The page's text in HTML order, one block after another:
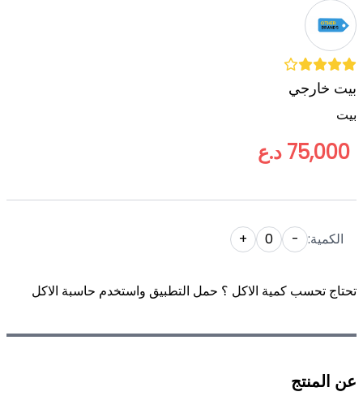
بيت خارجي
بيت
75,000 د.ع
الكمية: -
0
+
تحتاج تحسب كمية الاكل ؟ حمل التطبيق واستخدم حاسبة الاكل
عن المنتج